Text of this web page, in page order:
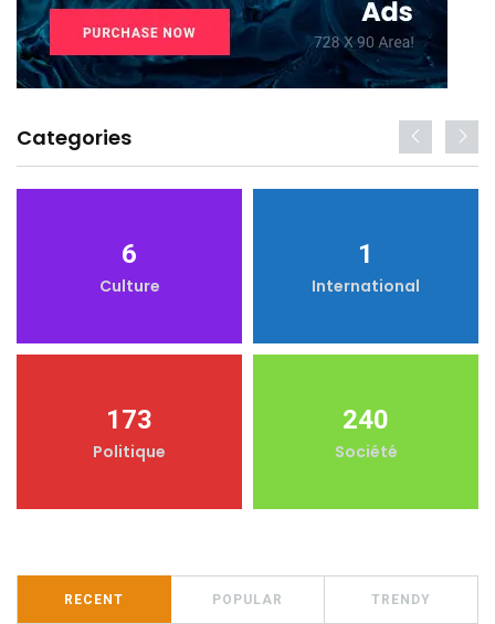
Categories
6
Culture
1
International
173
Politique
240
Société
RECENT POPULAR TRENDY